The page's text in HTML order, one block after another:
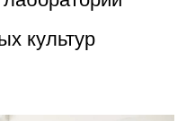
культур